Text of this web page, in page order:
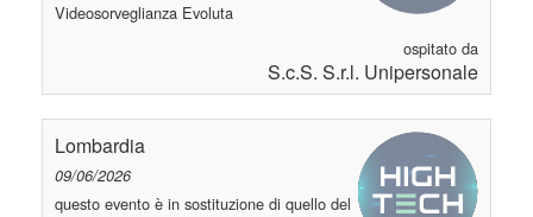
Videosorveglianza Evoluta
ospitato da
S.c.S. S.r.l. Unipersonale
Lombardia
09/06/2026
questo evento è in sostituzione di quello del